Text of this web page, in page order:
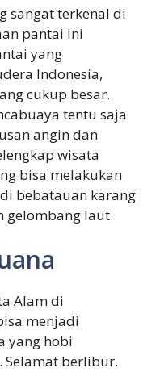
sangat terkenal di
pantai ini
yang
Indonesia,
cukup besar.
tentu saja
angin dan
wisata
bisa melakukan
bebatauan karang
gelombang laut.
Alam di
menjadi
yang hobi
Selamat berlibur.